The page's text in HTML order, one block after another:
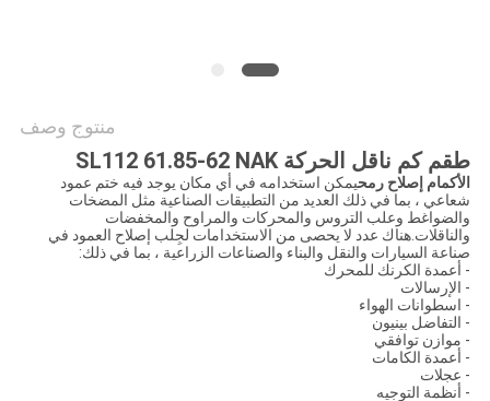
منتوج وصف
طقم كم ناقل الحركة SL112 61.85-62 NAK
الأكمام إصلاح رمحيمكن استخدامه في أي مكان يوجد فيه ختم عمود
شعاعي ، بما في ذلك العديد من التطبيقات الصناعية مثل المضخات
والضواغط وعلب التروس والمحركات والمراوح والمخفضات
والناقلات.هناك عدد لا يحصى من الاستخدامات لجِلب إصلاح العمود في
صناعة السيارات والنقل والبناء والصناعات الزراعية ، بما في ذلك:
- أعمدة الكرنك للمحرك
- الإرسالات
- اسطوانات الهواء
- التفاضل بينيون
- موازن توافقي
- أعمدة الكامات
- عجلات
- أنظمة التوجيه